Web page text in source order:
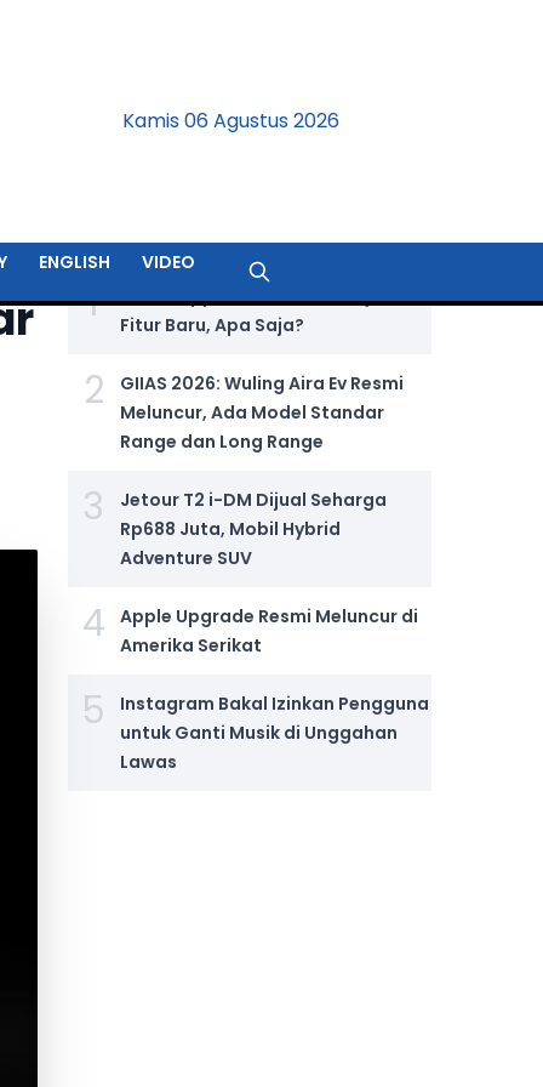
Kamis 06 Agustus 2026
ENGLISH VIDEO
1
WhatsApp Tambahkan Banyak
Fitur Baru, Apa Saja?
2
GIIAS 2026: Wuling Aira Ev Resmi
Meluncur, Ada Model Standar
Range dan Long Range
3
Jetour T2 i-DM Dijual Seharga
Rp688 Juta, Mobil Hybrid
Adventure SUV
4
Apple Upgrade Resmi Meluncur di
Amerika Serikat
5
Instagram Bakal Izinkan Pengguna
untuk Ganti Musik di Unggahan
Lawas